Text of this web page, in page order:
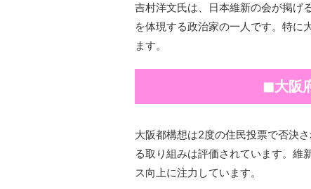
吉村洋文氏は、日本維新の会が掲げ
を体現する政治家の一人です。特に
ます。
◼︎大阪
大阪都構想は2度の住民投票で否決
る取り組みは評価されています。維
ス向上に注力しています。